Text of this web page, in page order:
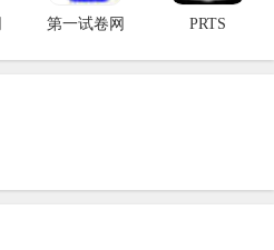
第一试卷网 PRTS